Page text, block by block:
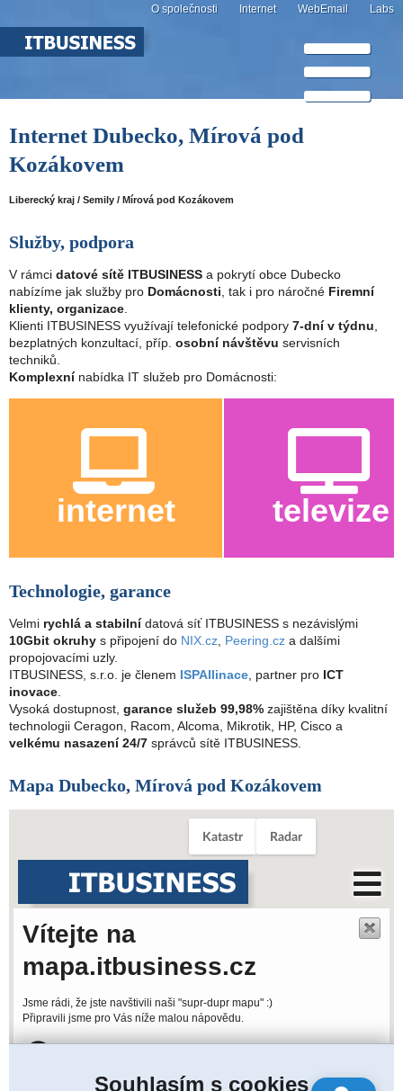
O společnosti Internet WebEmail Labs
Internet Dubecko, Mírová pod
Kozákovem
Liberecký kraj / Semily / Mírová pod Kozákovem
Služby, podpora
V rámci datové sítě ITBUSINESS a pokrytí obce Dubecko
nabízíme jak služby pro Domácnosti , tak i pro náročné Firemní
klienty, organizace
Klienti ITBUSINESS využívají telefonické podpory 7-dní v týdnu
bezplatných konzultací, příp. osobní návštěvu servisních
techniků.
Komplexnínabídka IT služeb pro Domácnosti:
internet televize
Technologie, garance
Velmi rychlá a stabilnídatová síť ITBUSINESS s nezávislými
10Gbit okruhy s připojení do NIX.cz Peering.cz a dalšími
propojovacími uzly.
ITBUSINESS, s.r.o. je členem ISPAllinace , partner pro ICT
inovace
Vysoká dostupnost, garance služeb 99,98% zajištěna díky kvalitní
technologii Ceragon, Racom, Alcoma, Mikrotik, HP, Cisco a
velkému nasazení 24/7 správců sítě ITBUSINESS.
Mapa Dubecko, Mírová pod Kozákovem